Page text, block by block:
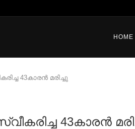
HOME
43കാരൻ മരിച്ചു
43കാരൻ